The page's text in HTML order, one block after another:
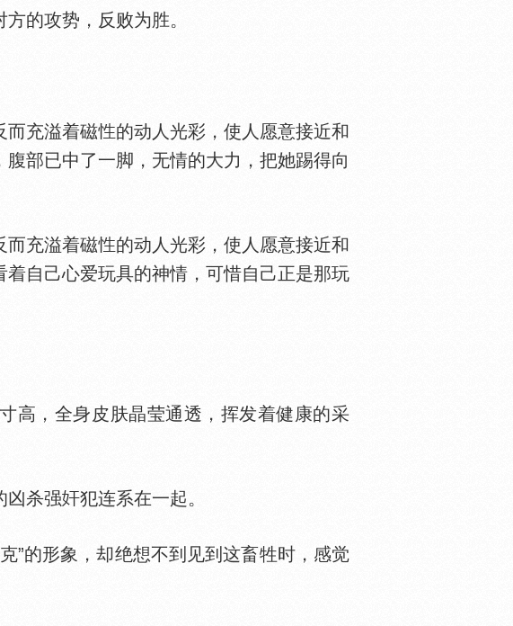
的攻势，反败为胜。
充溢着磁
的动人光彩，使人愿意接近和
部已中了一脚，无情的大力，把她踢得向
充溢着磁
的动人光彩，使人愿意接近和
自己心爱玩具的神情，可惜自己正是那玩
，全身皮肤晶莹通透，挥发着健康的采
凶杀强 犯连系在一起。
的形象，却绝想不到见到这畜牲时，感觉